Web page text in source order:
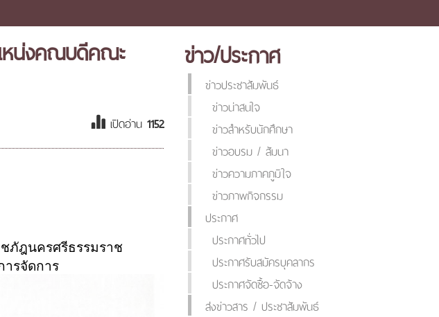
หน่งคณบดีคณะ
เปิดอ่าน 1152
ภัฎนครศรีธรรมราช
รจัดการ
ข่าว/ประกาศ
ข่าวประชาสัมพันธ์
ข่าวน่าสนใจ
ข่าวสำหรับนักศึกษา
ข่าวอบรม / สัมนา
ข่าวความภาคภูมิใจ
ข่าวภาพกิจกรรม
ประกาศ
ประกาศทั่วไป
ประกาศรับสมัครบุคลากร
ประกาศจัดซื้อ-จัดจ้าง
ส่งข่าวสาร / ประชาสัมพันธ์